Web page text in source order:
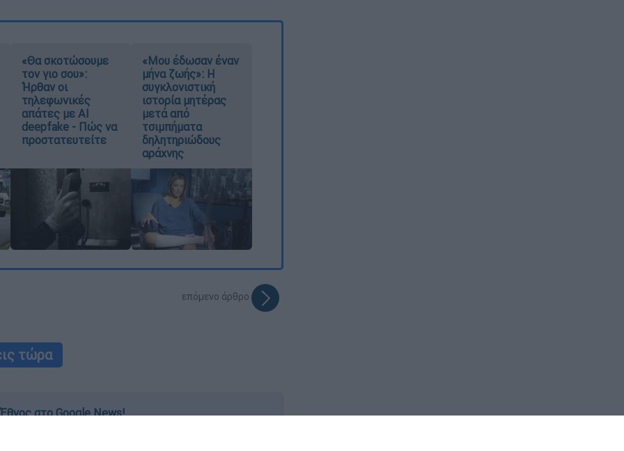
«Θα σκοτώσουμε
τον γιο σου»:
Ήρθαν οι
τηλεφωνικές
απάτες με AI
deepfake - Πώς να
προστατευτείτε
«Μου έδωσαν έναν
μήνα ζωής»: Η
συγκλονιστική
ιστορία μητέρας
μετά από
τσιμπήματα
δηλητηριώδους
αράχνης
επόμενο άρθρο
τώρα
στο Google News!